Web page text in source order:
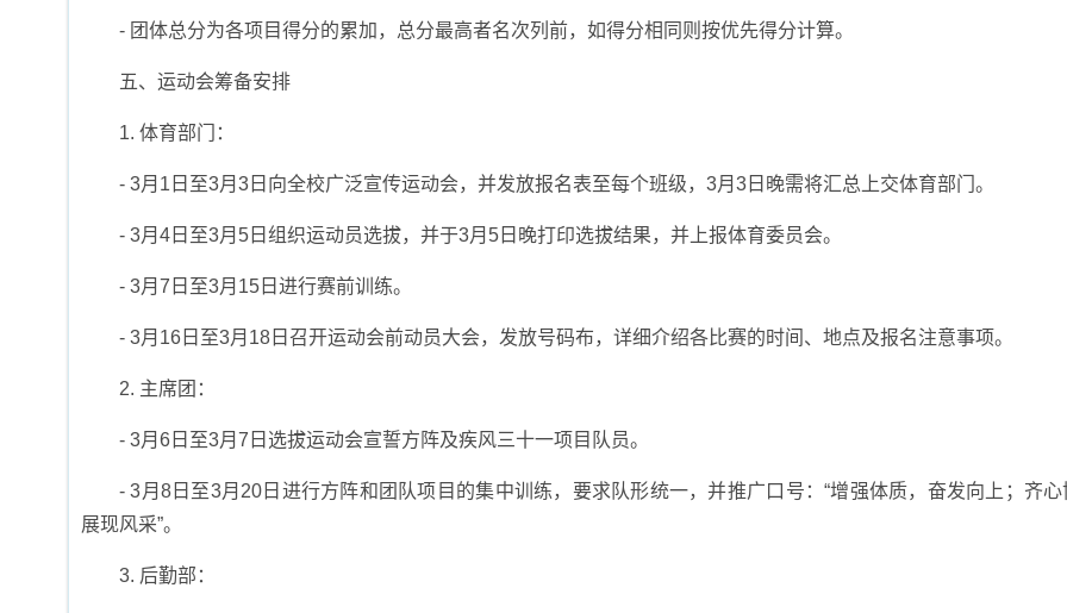
- 团体总分为各项目得分的累加，总分最高者名次列前，如得分相同则按优先得分计算。
五、运动会筹备安排
1. 体育部门：
- 3月1日至3月3日向全校广泛宣传运动会，并发放报名表至每个班级，3月3日晚需将汇总上交体育部门。
- 3月4日至3月5日组织运动员选拔，并于3月5日晚打印选拔结果，并上报体育委员会。
- 3月7日至3月15日进行赛前训练。
- 3月16日至3月18日召开运动会前动员大会，发放号码布，详细介绍各比赛的时间、地点及报名注意事项。
2. 主席团：
- 3月6日至3月7日选拔运动会宣誓方阵及疾风三十一项目队员。
- 3月8日至3月20日进行方阵和团队项目的集中训练，要求队形统一，并推广口号：“增强体质，奋发向上；齐
展现风采”。
3. 后勤部：